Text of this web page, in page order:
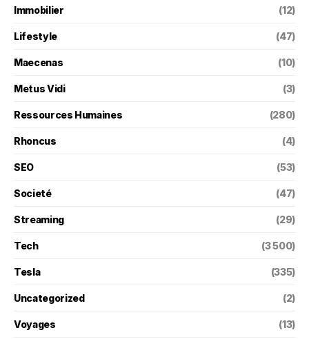
Immobilier (12)
Lifestyle (47)
Maecenas (10)
Metus Vidi (3)
Ressources Humaines (280)
Rhoncus (4)
SEO (53)
Societé (47)
Streaming (29)
Tech (3 500)
Tesla (335)
Uncategorized (2)
Voyages (13)